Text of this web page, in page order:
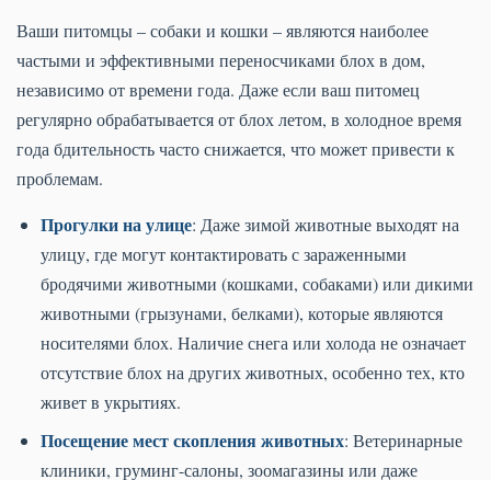
Ваши питомцы – собаки и кошки – являются наиболее
частыми и эффективными переносчиками блох в дом,
независимо от времени года. Даже если ваш питомец
регулярно обрабатывается от блох летом, в холодное время
года бдительность часто снижается, что может привести к
проблемам.
Прогулки на улице: Даже зимой животные выходят на
улицу, где могут контактировать с зараженными
бродячими животными (кошками, собаками) или дикими
животными (грызунами, белками), которые являются
носителями блох. Наличие снега или холода не означает
отсутствие блох на других животных, особенно тех, кто
живет в укрытиях.
Посещение мест скопления животных: Ветеринарные
клиники, груминг-салоны, зоомагазины или даже